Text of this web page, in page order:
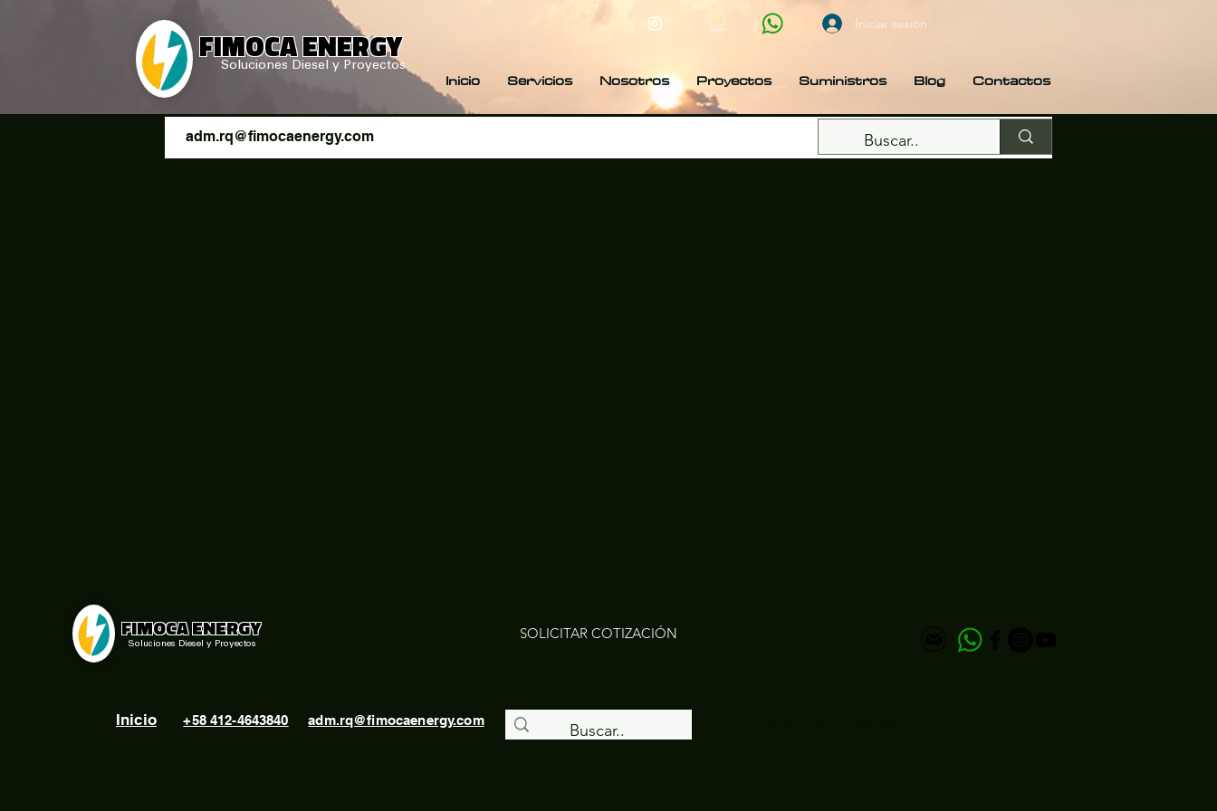
FIMOCA ENERGY
Soluciones Diesel y Proyectos
Iniciar sesión
Inicio Servicios Nosotros Proyectos Suministros Blog Contactos
adm.rq@fimocaenergy.com
FIMOCA ENERGY
Soluciones Diesel y Proyectos
SOLICITAR COTIZACIÓN
Inicio +58 412-4643840 adm.rq@fimocaenergy.com